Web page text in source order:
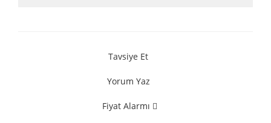
Tavsiye Et
Yorum Yaz
Fiyat Alarmı